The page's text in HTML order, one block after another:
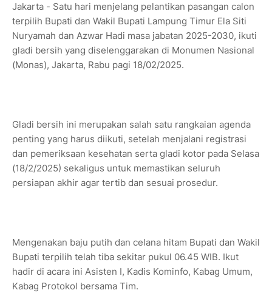
Jakarta - Satu hari menjelang pelantikan pasangan calon
terpilih Bupati dan Wakil Bupati Lampung Timur Ela Siti
Nuryamah dan Azwar Hadi masa jabatan 2025-2030, ikuti
gladi bersih yang diselenggarakan di Monumen Nasional
(Monas), Jakarta, Rabu pagi 18/02/2025.
Gladi bersih ini merupakan salah satu rangkaian agenda
penting yang harus diikuti, setelah menjalani registrasi
dan pemeriksaan kesehatan serta gladi kotor pada Selasa
(18/2/2025) sekaligus untuk memastikan seluruh
persiapan akhir agar tertib dan sesuai prosedur.
Mengenakan baju putih dan celana hitam Bupati dan Wakil
Bupati terpilih telah tiba sekitar pukul 06.45 WIB. Ikut
hadir di acara ini Asisten I, Kadis Kominfo, Kabag Umum,
Kabag Protokol bersama Tim.